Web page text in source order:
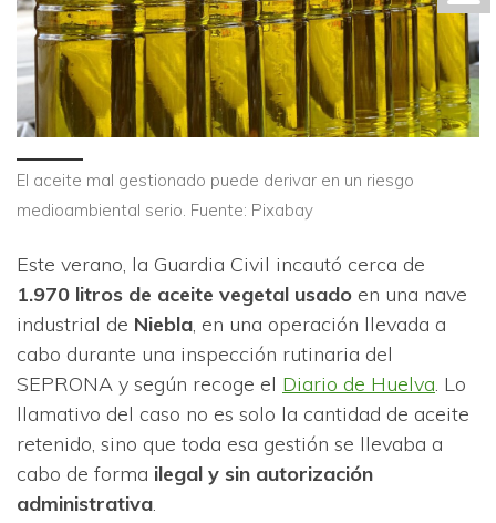
El aceite mal gestionado puede derivar en un riesgo
medioambiental serio. Fuente: Pixabay
Este verano, la Guardia Civil incautó cerca de
1.970 litros de aceite vegetal usado en una nave
industrial de Niebla, en una operación llevada a
cabo durante una inspección rutinaria del
SEPRONA y según recoge el Diario de Huelva. Lo
llamativo del caso no es solo la cantidad de aceite
retenido, sino que toda esa gestión se llevaba a
cabo de forma ilegal y sin autorización
administrativa.